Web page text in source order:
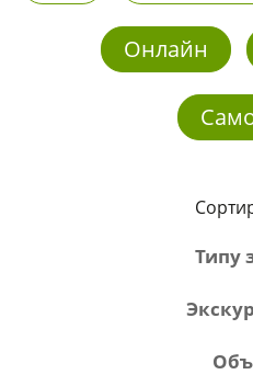
Онлайн
Типу